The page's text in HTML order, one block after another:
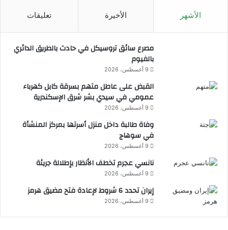
الأشهر الأخيرة تعليقات
مصرع سائق تروسيكل في حادث بالطريق الدائري
بالفيوم
9 أغسطس، 2026
القبض على عاطل متهم بسرقة كابل كهرباء
عمومي في سيدي بشر شرق الإسكندرية
9 أغسطس، 2026
وفاة طالبة داخل منزل أسرتها بمركز المنشأة
في سوهاج
9 أغسطس، 2026
نانسي عجرم تخطف الأنظار بإطلالة جريئة
9 أغسطس، 2026
إيران تحدد 6 شروط لإعادة فتح مضيق هرمز
9 أغسطس، 2026